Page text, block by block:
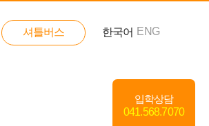
셔틀버스 한국어 ENG
입학상담
041.568.7070